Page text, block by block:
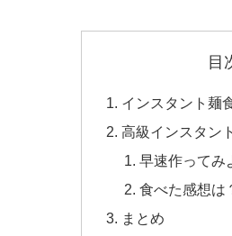
目
インスタント麺
高級インスタン
早速作ってみ
食べた感想は
まとめ